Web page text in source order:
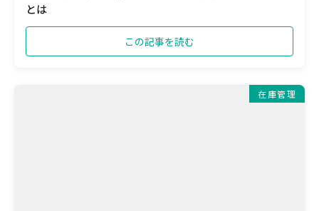
とは
この記事を読む
在庫管理